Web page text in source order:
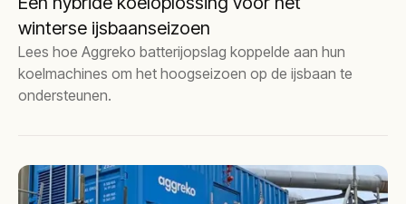
winterse ijsbaanseizoen
Lees hoe Aggreko batterijopslag koppelde aan hun
koelmachines om het hoogseizoen op de ijsbaan te
ondersteunen.